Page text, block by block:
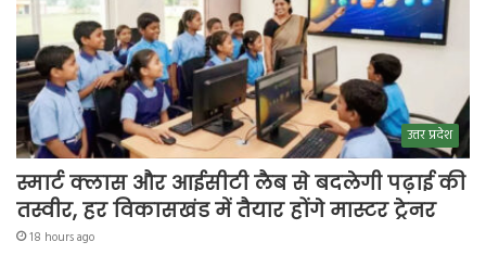
उत्तर प्रदेश
स्मार्ट क्लास और आईसीटी लैब से बदलेगी पढ़ाई की
तस्वीर, हर विकासखंड में तैयार होंगे मास्टर ट्रेनर
18 hours ago